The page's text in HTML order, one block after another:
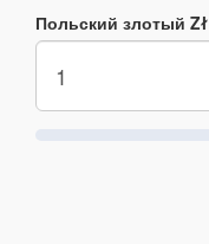
Польский злотый Zł